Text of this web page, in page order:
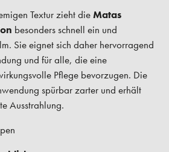
Textur zieht dieMatas
besonders schnell ein und
Sie eignet sich daher hervorragend
und für alle, die eine
Pflege bevorzugen. Die
spürbar zarter und erhält
Ausstrahlung.